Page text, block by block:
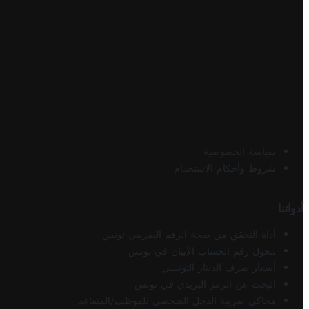
سياسة الخصوصية
شروط وأحكام الاستخدام
أدواتنا
أداة التحقق من صحة الرقم الضريبي تونس
محول رقم الحساب الآيبان في تونس
أسعار صرف الدينار التونسي
البحث عن الرمز البريدي في تونس
محاكي ضريبة الدخل الشخصي للموظف/المتقاعد